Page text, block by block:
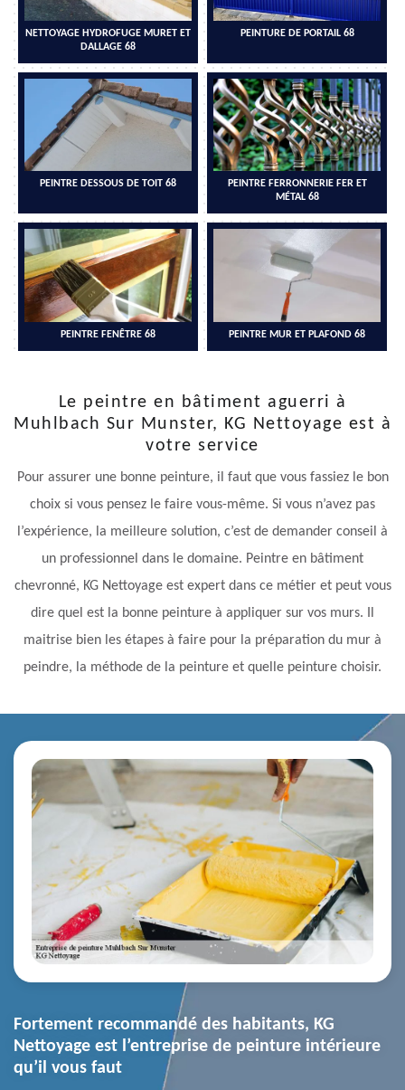
NETTOYAGE HYDROFUGE MURET ET
DALLAGE 68
PEINTURE DE PORTAIL 68
PEINTRE DESSOUS DE TOIT 68
PEINTRE FERRONNERIE FER ET
MÉTAL 68
PEINTRE FENÊTRE 68 PEINTRE MUR ET PLAFOND 68
Le peintre en bâtiment aguerri à
Muhlbach Sur Munster, KG Nettoyage est à
votre service
Pour assurer une bonne peinture, il faut que vous fassiez le bon
choix si vous pensez le faire vous-même. Si vous n’avez pas
l’expérience, la meilleure solution, c’est de demander conseil à
un professionnel dans le domaine. Peintre en bâtiment
chevronné, KG Nettoyage est expert dans ce métier et peut vous
dire quel est la bonne peinture à appliquer sur vos murs. Il
maitrise bien les étapes à faire pour la préparation du mur à
peindre, la méthode de la peinture et quelle peinture choisir.
Fortement recommandé des habitants, KG
Nettoyage est l’entreprise de peinture intérieure
qu’il vous faut